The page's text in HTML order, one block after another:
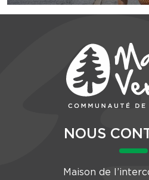
NOUS
Maison de